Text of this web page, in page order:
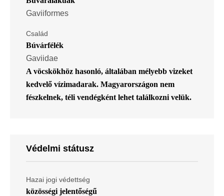
Gaviiformes
Család
Búvárfélék
Gaviidae
A vöcskökhöz hasonló, általában mélyebb vizeket
kedvelő vízimadarak. Magyarországon nem
fészkelnek, téli vendégként lehet találkozni velük.
Védelmi státusz
Hazai jogi védettség
közösségi jelentőségű